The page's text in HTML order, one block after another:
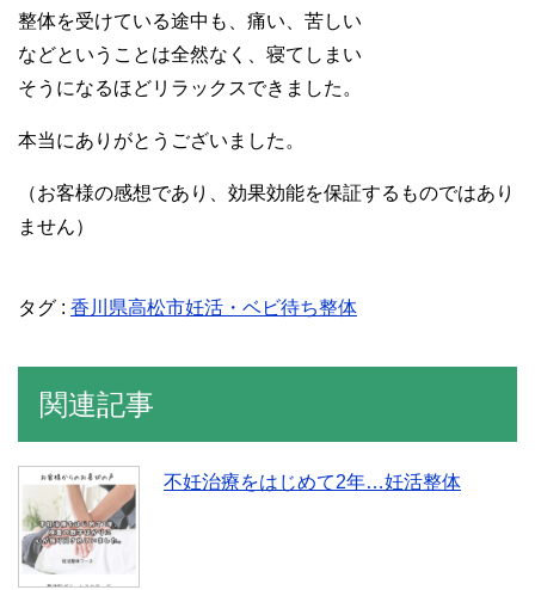
整体を受けている途中も、痛い、苦しい
などということは全然なく、寝てしまい
そうになるほどリラックスできました。
本当にありがとうございました。
（お客様の感想であり、効果効能を保証するものではあり
ません）
タグ : 香川県高松市妊活・ベビ待ち整体
関連記事
不妊治療をはじめて2年…妊活整体